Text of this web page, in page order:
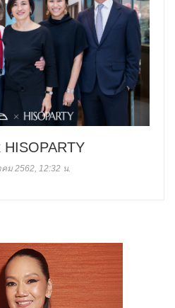
HISOPARTY
ม 2562, 12:32 น.